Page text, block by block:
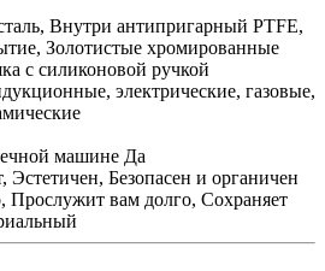
Внутри антипригарный PTFE,
Золотистые хромированные
с силиконовой ручкой
электрические, газовые,
машине Да
Эстетичен, Безопасен и органичен
Прослужит вам долго, Сохраняет